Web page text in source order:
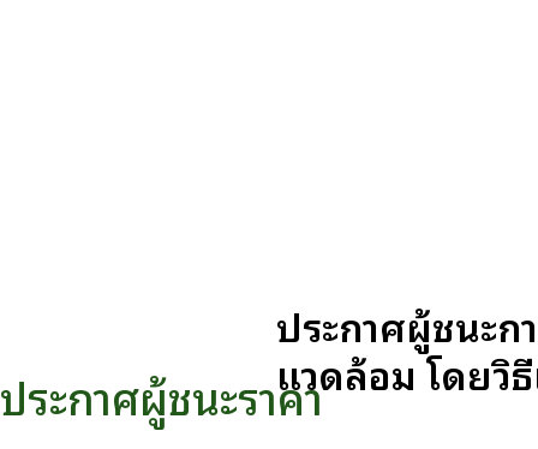
ประกาศผู้ชนะราคา
ประกาศผู้ชนะก
แวดล้อม โดยวิธี